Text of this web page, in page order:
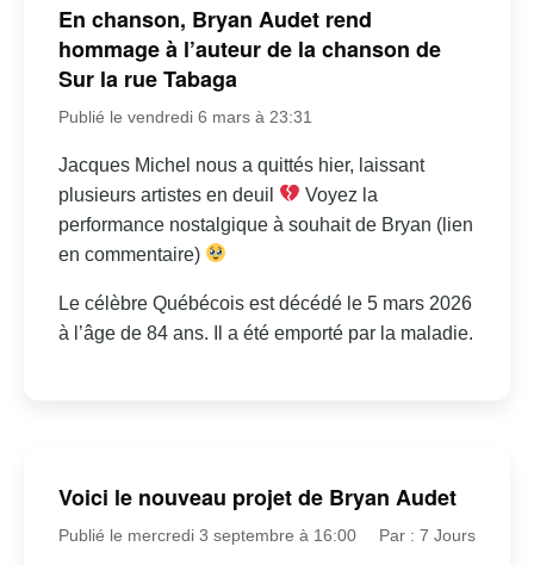
En chanson, Bryan Audet rend
hommage à l’auteur de la chanson de
Sur la rue Tabaga
Publié le vendredi 6 mars à 23:31
Jacques Michel nous a quittés hier, laissant
plusieurs artistes en deuil
Voyez la
performance nostalgique à souhait de Bryan (lien
en commentaire)
Le célèbre Québécois est décédé le 5 mars 2026
à l’âge de 84 ans. Il a été emporté par la maladie.
Voici le nouveau projet de Bryan Audet
Publié le mercredi 3 septembre à 16:00 Par : 7 Jours